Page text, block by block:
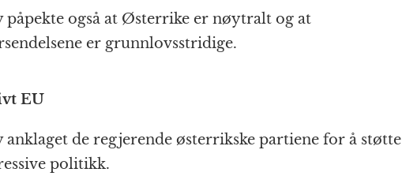
påpekte også at Østerrike er nøytralt og at
er grunnlovsstridige.
EU
de regjerende østerrikske partiene for å støtte
politikk.